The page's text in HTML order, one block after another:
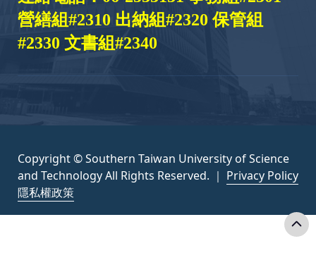
營繕組#2310 出納組#2320 保管組
#2330 文書組#2340
Copyright © Southern Taiwan University of Science
and Technology All Rights Reserved. ｜ Privacy Policy
隱私權政策